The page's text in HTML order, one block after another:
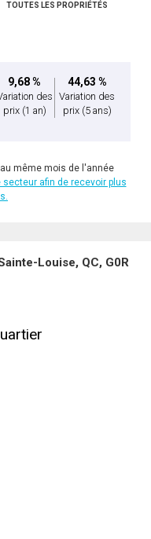
TOUTES LES PROPRIÉTÉS
9,68 %
des
prix (1 an)
44,63 %
Variation des
prix (5 ans)
même mois de l'année
afin de recevoir plus
Louise, QC, G0R